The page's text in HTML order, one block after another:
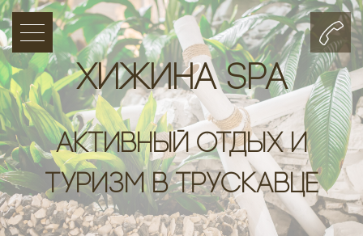
Хижина SPA
Активный отдых и
туризм в Трускавце